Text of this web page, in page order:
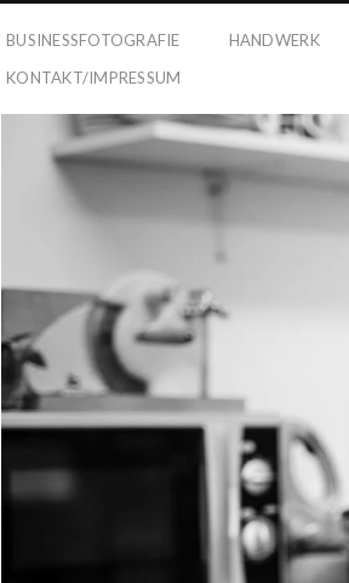
BUSINESSFOTOGRAFIE HANDWERK
KONTAKT/IMPRESSUM